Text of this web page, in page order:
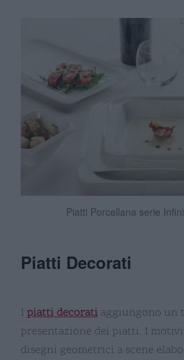
Piatti Porcellana serie
Piatti Decorati
I piatti decorati aggiungono un
presentazione dei piatti. I
disegni geometrici a scene